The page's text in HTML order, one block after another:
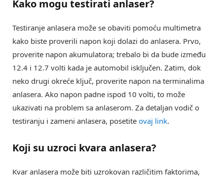
Kako mogu testirati anlaser?
Testiranje anlasera može se obaviti pomoću multimetra
kako biste proverili napon koji dolazi do anlasera. Prvo,
proverite napon akumulatora; trebalo bi da bude između
12.4 i 12.7 volti kada je automobil isključen. Zatim, dok
neko drugi okreće ključ, proverite napon na terminalima
anlasera. Ako napon padne ispod 10 volti, to može
ukazivati na problem sa anlaserom. Za detaljan vodič o
testiranju i zameni anlasera, posetite ovaj link.
Koji su uzroci kvara anlasera?
Kvar anlasera može biti uzrokovan različitim faktorima,